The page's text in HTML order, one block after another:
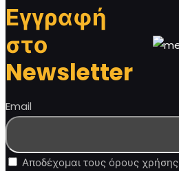
Εγγραφή
στο
Newsletter
Email
Αποδέχομαι τους όρους χρήσης